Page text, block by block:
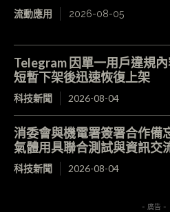
流動應用 2026-08-05
Telegram 因單一用戶違規
短暫下架後迅速恢復上架
科技新聞 2026-08-04
消委會與機電署簽署合作
氣體用具聯合測試與資訊交
科技新聞 2026-08-04
- 廣告 -